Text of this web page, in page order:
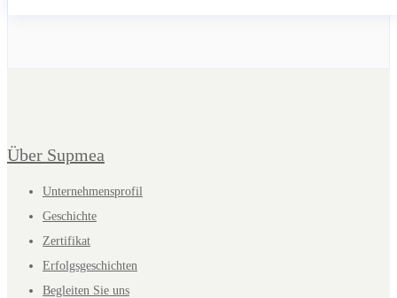
Über Supmea
Unternehmensprofil
Geschichte
Zertifikat
Erfolgsgeschichten
Begleiten Sie uns